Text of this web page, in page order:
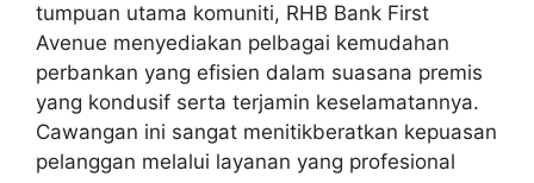
tumpuan utama komuniti, RHB Bank First
Avenue menyediakan pelbagai kemudahan
perbankan yang efisien dalam suasana premis
yang kondusif serta terjamin keselamatannya.
Cawangan ini sangat menitikberatkan kepuasan
pelanggan melalui layanan yang profesional